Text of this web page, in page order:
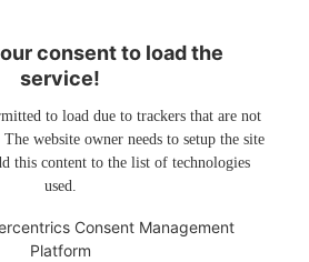
consent to load the
service!
to load due to trackers that are not
website owner needs to setup the site
this content to the list of technologies
used.
Consent Management
Platform